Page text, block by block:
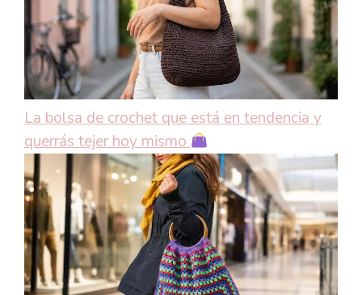
La bolsa de crochet que está en tendencia y
querrás tejer hoy mismo